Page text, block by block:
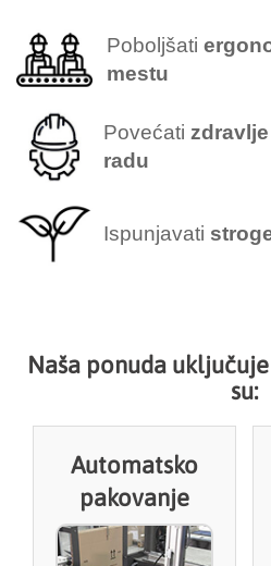
Poboljšati
mestu
Povećati
radu
Ispunjavati
Naša ponuda
su:
Automatsko
pakovanje